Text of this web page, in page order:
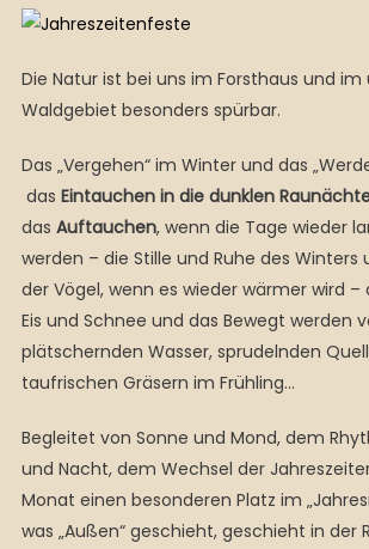
Die Natur ist bei uns im Forsthaus und
Waldgebiet besonders spürbar.
Das „Vergehen“ im Winter und das
das Eintauchen in die dunklen Raunä
das Auftauchen, wenn die Tage wieder
werden – die Stille und Ruhe des Winters
der Vögel, wenn es wieder wärmer wird –
Eis und Schnee und das Bewegt werden
plätschernden Wasser, sprudelnden
taufrischen Gräsern im Frühling…
Begleitet von Sonne und Mond, dem
und Nacht, dem Wechsel der
Monat einen besonderen Platz im
was „Außen“ geschieht, geschieht in der